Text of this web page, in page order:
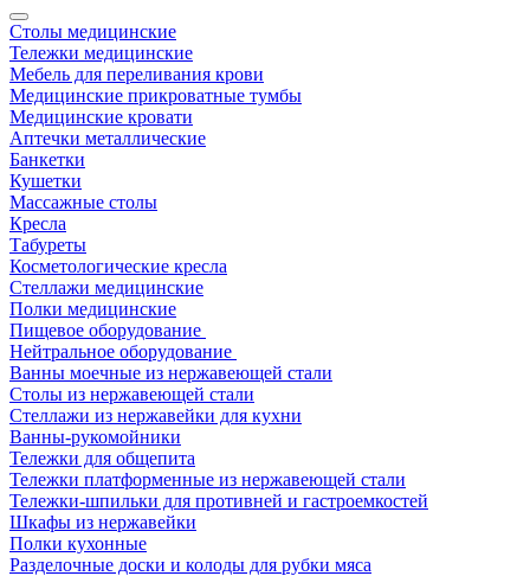
Столы медицинские
Тележки медицинские
Мебель для переливания крови
Медицинские прикроватные тумбы
Медицинские кровати
Аптечки металлические
Банкетки
Кушетки
Массажные столы
Кресла
Табуреты
Косметологические кресла
Стеллажи медицинские
Полки медицинские
Пищевое оборудование
Нейтральное оборудование
Ванны моечные из нержавеющей стали
Столы из нержавеющей стали
Стеллажи из нержавейки для кухни
Ванны-рукомойники
Тележки для общепита
Тележки платформенные из нержавеющей стали
Тележки-шпильки для противней и гастроемкостей
Шкафы из нержавейки
Полки кухонные
Разделочные доски и колоды для рубки мяса